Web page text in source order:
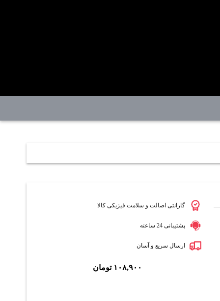
گارانتی اصالت و سلامت فیزیکی کالا
پشتیبانی 24 ساعته
ارسال سریع و آسان
۱۰۸,۹۰۰ تومان